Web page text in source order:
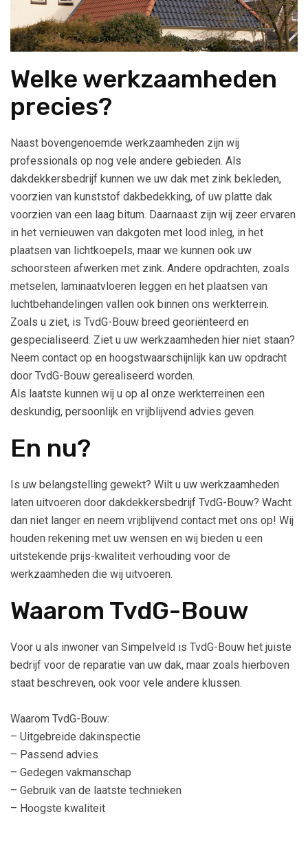
Welke werkzaamheden
precies?
Naast bovengenoemde werkzaamheden zijn wij
professionals op nog vele andere gebieden. Als
dakdekkersbedrijf kunnen we uw dak met zink bekleden,
voorzien van kunststof dakbedekking, of uw platte dak
voorzien van een laag bitum. Daarnaast zijn wij zeer ervaren
in het vernieuwen van dakgoten met lood inleg, in het
plaatsen van lichtkoepels, maar we kunnen ook uw
schoorsteen afwerken met zink. Andere opdrachten, zoals
metselen, laminaatvloeren leggen en het plaatsen van
luchtbehandelingen vallen ook binnen ons werkterrein.
Zoals u ziet, is TvdG-Bouw breed georiënteerd en
gespecialiseerd. Ziet u uw werkzaamheden hier niet staan?
Neem contact op en hoogstwaarschijnlijk kan uw opdracht
door TvdG-Bouw gerealiseerd worden.
Als laatste kunnen wij u op al onze werkterreinen een
deskundig, persoonlijk en vrijblijvend advies geven.
En nu?
Is uw belangstelling gewekt? Wilt u uw werkzaamheden
laten uitvoeren door dakdekkersbedrijf TvdG-Bouw? Wacht
dan niet langer en neem vrijblijvend contact met ons op! Wij
houden rekening met uw wensen en wij bieden u een
uitstekende prijs-kwaliteit verhouding voor de
werkzaamheden die wij uitvoeren.
Waarom TvdG-Bouw
Voor u als inwoner van Simpelveld is TvdG-Bouw het juiste
bedrijf voor de reparatie van uw dak, maar zoals hierboven
staat beschreven, ook voor vele andere klussen.
Waarom TvdG-Bouw:
– Uitgebreide dakinspectie
– Passend advies
– Gedegen vakmanschap
– Gebruik van de laatste technieken
– Hoogste kwaliteit